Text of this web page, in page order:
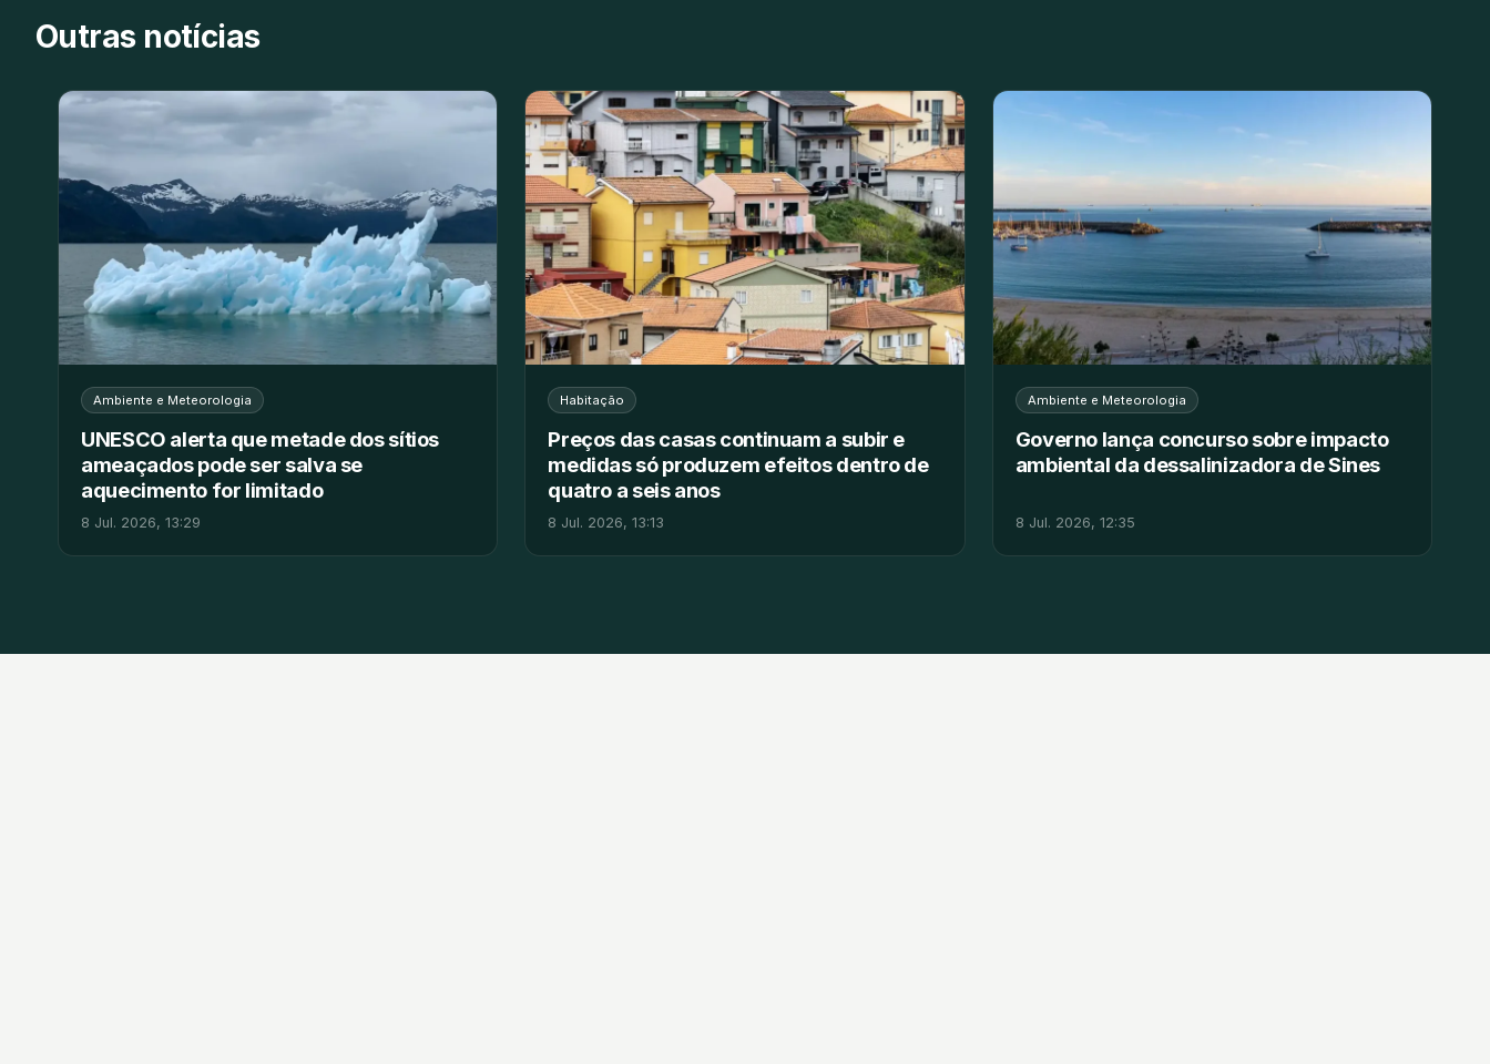
Outras notícias
Ambiente e Meteorologia
UNESCO alerta que metade dos sítios
ameaçados pode ser salva se
aquecimento for limitado
8 Jul. 2026, 13:29
Habitação
Preços das casas continuam a subir e
medidas só produzem efeitos dentro de
quatro a seis anos
8 Jul. 2026, 13:13
Ambiente e Meteorologia
Governo lança concurso sobre impacto
ambiental da dessalinizadora de Sines
8 Jul. 2026, 12:35